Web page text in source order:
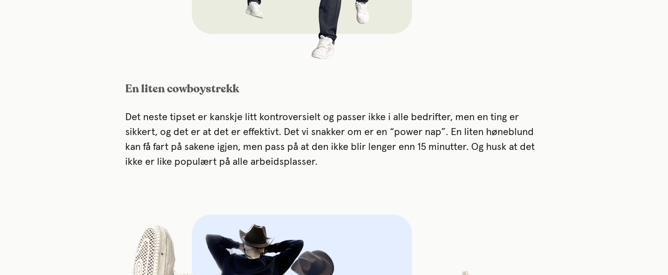
En liten cowboystrekk
Det neste tipset er kanskje litt kontroversielt og passer ikke i alle bedrifter, men en ting er
sikkert, og det er at det er effektivt. Det vi snakker om er en “power nap”. En liten høneblund
kan få fart på sakene igjen, men pass på at den ikke blir lenger enn 15 minutter. Og husk at det
ikke er like populært på alle arbeidsplasser.